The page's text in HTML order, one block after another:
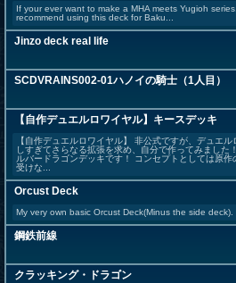
If your ever want to make a MHA meets Yugioh
recommend using this deck for Baku...
Jinzo deck real life
SCDVRAINS002-01ハノイの騎士（1人目）
【自作デュエルロワイヤル】キースデッキ
【自作デュエルロワイヤル】 非公式ですが、デュエ
しすぎてさらなる拡張を求め、自分で作ってみました
ルバードラゴンデッキです！ コンセプトとしては原作
受けな...
Orcust Deck
My very own basic Orcust Deck(Minus the side deck).
鋼鉄前線
クラッキング・ドラゴン